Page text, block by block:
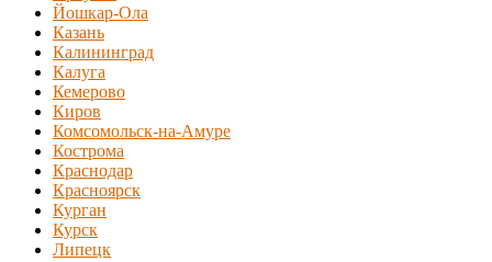
Йошкар-Ола
Казань
Калининград
Калуга
Кемерово
Киров
Комсомольск-на-Амуре
Кострома
Краснодар
Красноярск
Курган
Курск
Липецк